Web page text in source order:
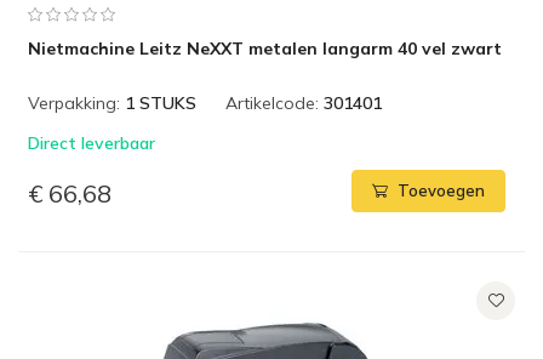
Nietmachine Leitz NeXXT metalen langarm 40 vel zwart
Verpakking: 1 STUKS Artikelcode: 301401
Direct leverbaar
€ 66,68 Toevoegen